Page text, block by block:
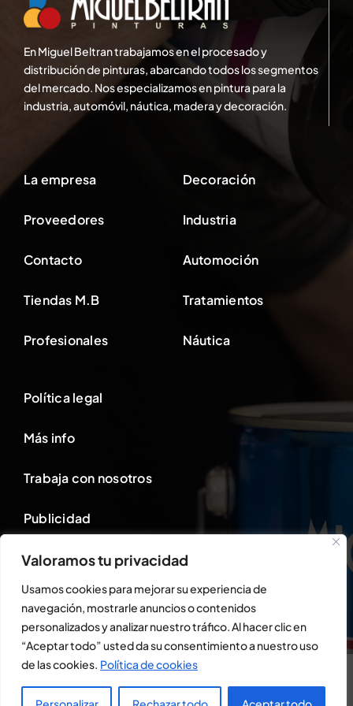
Valoramos tu privacidad
Usamos cookies para mejorar su experiencia de
navegación, mostrarle anuncios o contenidos
personalizados y analizar nuestro tráfico. Al hacer clic en
“Aceptar todo” usted da su consentimiento a nuestro uso
de las cookies. Política de cookies
En Miguel Beltran trabajamos en el procesado y
distribución de pinturas, abarcando todos los segmentos
del mercado. Nos especializamos en pintura para la
industria, automóvil, náutica, madera y decoración.
La empresa
Proveedores
Contacto
Tiendas M.B
Profesionales
Decoración
Industria
Automoción
Tratamientos
Náutica
Política legal
Más info
Trabaja con nosotros
Publicidad
© Todos los derechos reservados • Miguel Beltran S.l
Uso de cookies
aceptación de las mencionadas cookies y la aceptación de nuestrapolítica de